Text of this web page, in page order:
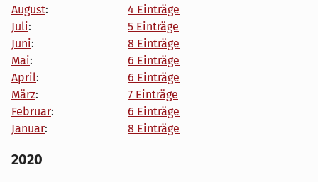
August:
4 Einträge
Juli:
5 Einträge
Juni:
8 Einträge
Mai:
6 Einträge
April:
6 Einträge
März:
7 Einträge
Februar:
6 Einträge
Januar: 8 Einträge
2020